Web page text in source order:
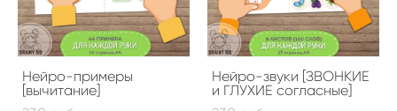
Нейро-примеры
[вычитание]
Нейро-звуки [ЗВОНКИЕ
и ГЛУХИЕ согласные]